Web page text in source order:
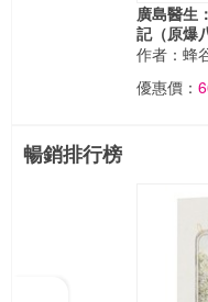
廣島醫生
記（原爆
度出版）
作者：蜂
優惠價：
暢銷排行榜